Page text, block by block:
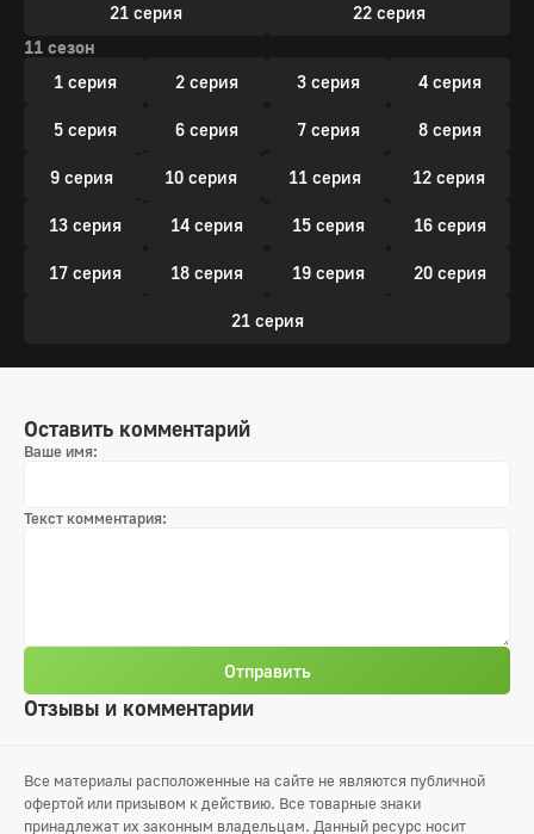
21 серия
22 серия
11 сезон
1 серия
2 серия 3 серия 4 серия
5 серия 6 серия 7 серия 8 серия
9 серия 10 серия 11 серия 12 серия
13 серия 14 серия 15 серия 16 серия
17 серия 18 серия 19 серия 20 серия
21 серия
Отзывы и комментарии
Оставить комментарий
Ваше имя:
Текст комментария:
Отправить
Все материалы расположенные на сайте не являются публичной
офертой или призывом к действию. Все товарные знаки
принадлежат их законным владельцам. Данный ресурс носит